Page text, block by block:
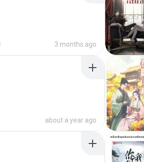
3 months ago
about a year ago